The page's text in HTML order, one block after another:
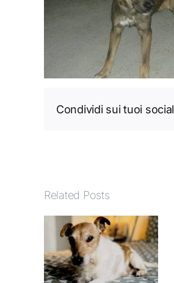
Condividi sui tuoi social
Related Posts